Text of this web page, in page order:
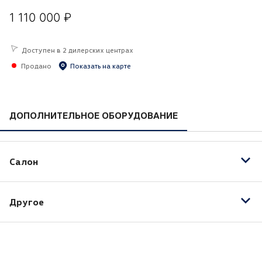
ДОПОЛНИТЕЛЬНОЕ ОБОРУДОВАНИЕ
Салон
Другое
1 110 000 ₽
Доступен в 2 дилерских центрах
Продано
Показать на карте